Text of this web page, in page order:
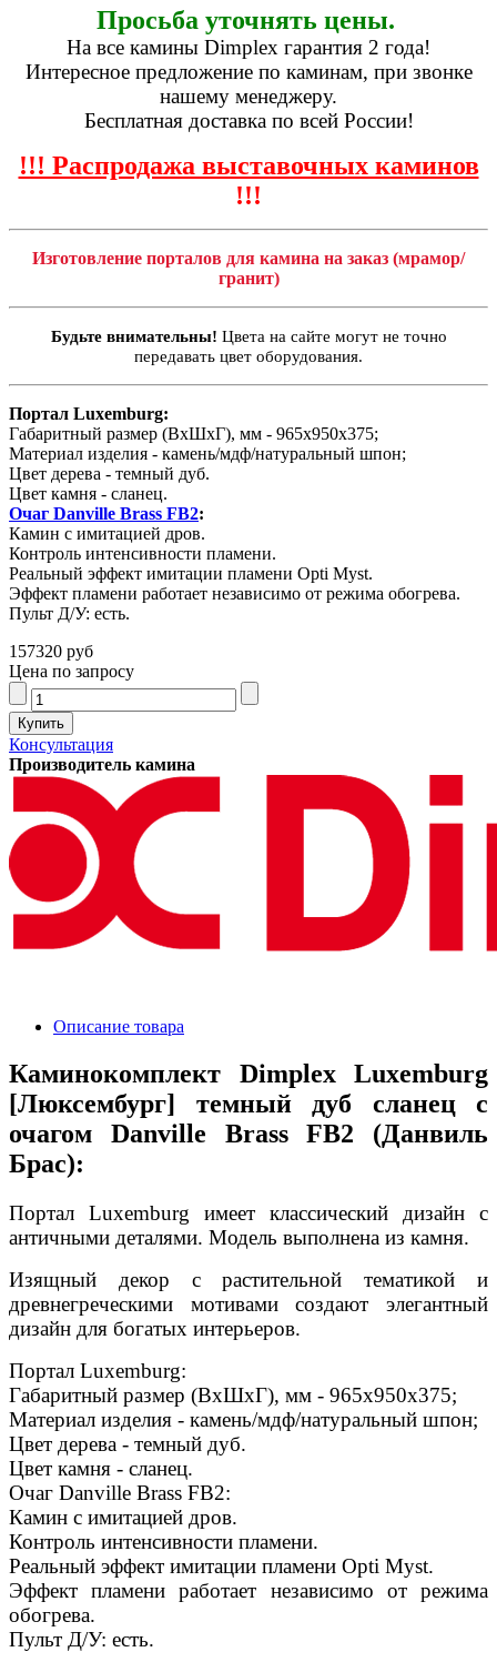
Просьба уточнять цены.
На все камины Dimplex гарантия 2 года!
Интересное предложение по каминам, при звонке
нашему менеджеру.
Бесплатная доставка по всей России!
!!! Распродажа выставочных каминов
!!!
Изготовление порталов для камина на заказ (мрамор/
гранит)
Будьте внимательны! Цвета на сайте могут не точно
передавать цвет оборудования.
Портал Luxemburg:
Габаритный размер (ВхШхГ), мм - 965х950х375;
Материал изделия - камень/мдф/натуральный шпон;
Цвет дерева - темный дуб.
Цвет камня - сланец.
Очаг Danville Brass FB2:
Камин с имитацией дров.
Контроль интенсивности пламени.
Реальный эффект имитации пламени Opti Myst.
Эффект пламени работает независимо от режима обогрева.
Пульт Д/У: есть.
157320 руб
Цена по запросу
Консультация
Производитель камина
Описание товара
Каминокомплект Dimplex Luxemburg
[Люксембург] темный дуб сланец с
очагом Danville Brass FB2 (Данвиль
Брас):
Портал Luxemburg имеет классический дизайн с
античными деталями. Модель выполнена из камня.
Изящный декор с растительной тематикой и
древнегреческими мотивами создают элегантный
дизайн для богатых интерьеров.
Портал Luxemburg:
Габаритный размер (ВхШхГ), мм - 965х950х375;
Материал изделия - камень/мдф/натуральный шпон;
Цвет дерева - темный дуб.
Цвет камня - сланец.
Очаг Danville Brass FB2:
Камин с имитацией дров.
Контроль интенсивности пламени.
Реальный эффект имитации пламени Opti Myst.
Эффект пламени работает независимо от режима
обогрева.
Пульт Д/У: есть.